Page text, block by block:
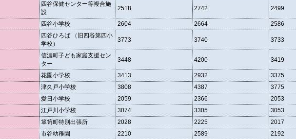
四谷保健センター等複合施
設
2518 2742 2499
四谷小学校 2604 2664 2586
四谷ひろば （旧四谷第四小
学校）
3773 3740 3733
信濃町子ども家庭支援セン
ター
3448 4200 3419
花園小学校 3413 2932 3375
津久戸小学校 3808 4387 3775
愛日小学校 2059 2366 2053
江戸川小学校 3074 3305 3053
箪笥町特別出張所 2028 2225 2017
市谷幼稚園 2210 2589 2192